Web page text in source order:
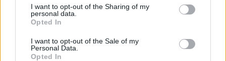
I want to opt-out of the Sharing of my
personal data.
Opted In
I want to opt-out of the Sale of my
Personal Data.
Opted In